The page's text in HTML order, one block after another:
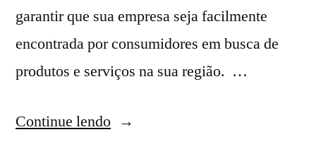
garantir que sua empresa seja facilmente
encontrada por consumidores em busca de
produtos e serviços na sua região. …
Continue lendo